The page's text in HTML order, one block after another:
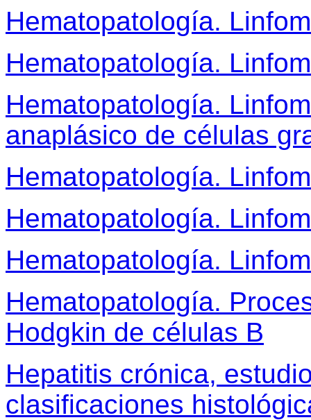
Hematopatología.
Hematopatología.
Hematopatología.
anaplásico de células
Hematopatología.
Hematopatología.
Hematopatología.
Hematopatología.
Hodgkin de células B
Hepatitis crónica,
clasificaciones